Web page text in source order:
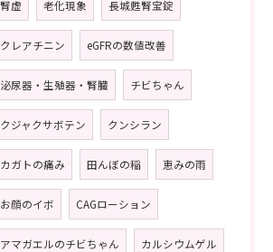
腎虚 老化現象 長城甦腎宝錠
クレアチニン eGFRの数値改善
泌尿器・生殖器・腎臓 チビちゃん
クジャクサボテン クンシラン
カガトの痛み 田んぼの稲 恵みの雨
お顔のイボ CAGローション
アマガエルのチビちゃん カルシウムゲル